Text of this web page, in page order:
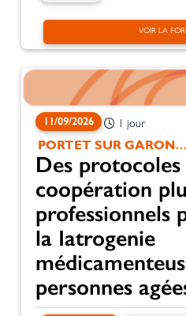
VOIR LA
11/09/2026 1 jour
PORTET SUR GARONNE
Des protocoles
coopération
professionnels
la Iatrogenie
personnes